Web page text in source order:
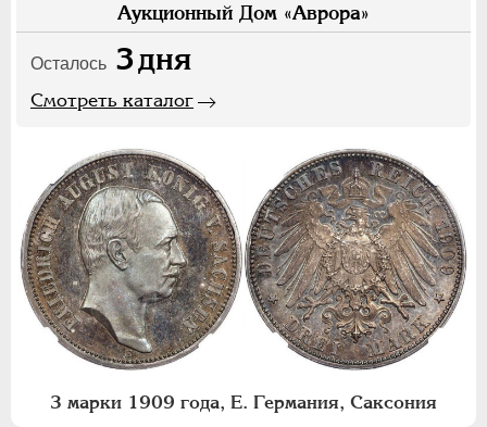
Аукционный Дом «Аврора»
Осталось 3дня
Смотреть каталог
3 марки 1909 года, Е. Германия, Саксония